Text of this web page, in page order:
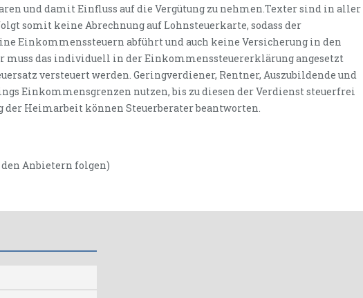
und damit Einfluss auf die Vergütung zu nehmen.Texter sind in aller
somit keine Abrechnung auf Lohnsteuerkarte, sodass der
Einkommenssteuern abführt und auch keine Versicherung in den
muss das individuell in der Einkommenssteuererklärung angesetzt
versteuert werden. Geringverdiener, Rentner, Auszubildende und
Einkommensgrenzen nutzen, bis zu diesen der Verdienst steuerfrei
der Heimarbeit können Steuerberater beantworten.
Anbietern folgen)